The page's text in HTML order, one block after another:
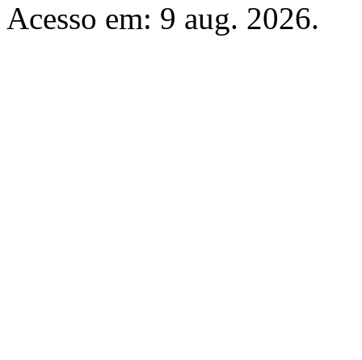
Acesso em: 9 aug. 2026.